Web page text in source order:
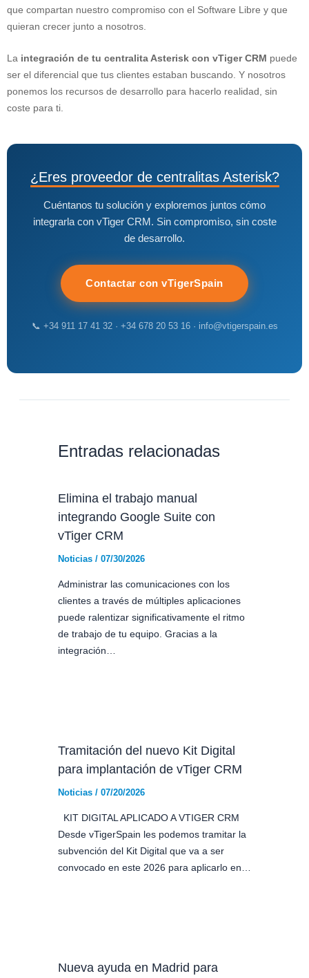
que compartan nuestro compromiso con el Software Libre y que
quieran crecer junto a nosotros.
La integración de tu centralita Asterisk con vTiger CRM puede
ser el diferencial que tus clientes estaban buscando. Y nosotros
ponemos los recursos de desarrollo para hacerlo realidad, sin
coste para ti.
¿Eres proveedor de centralitas Asterisk?
Cuéntanos tu solución y exploremos juntos cómo
integrarla con vTiger CRM. Sin compromiso, sin coste
de desarrollo.
Contactar con vTigerSpain
📞 +34 911 17 41 32 · +34 678 20 53 16 · info@vtigerspain.es
Entradas relacionadas
Elimina el trabajo manual
integrando Google Suite con
vTiger CRM
Noticias / 07/30/2026
Administrar las comunicaciones con los
clientes a través de múltiples aplicaciones
puede ralentizar significativamente el ritmo
de trabajo de tu equipo. Gracias a la
integración…
Tramitación del nuevo Kit Digital
para implantación de vTiger CRM
Noticias / 07/20/2026
KIT DIGITAL APLICADO A VTIGER CRM
Desde vTigerSpain les podemos tramitar la
subvención del Kit Digital que va a ser
convocado en este 2026 para aplicarlo en…
Nueva ayuda en Madrid para